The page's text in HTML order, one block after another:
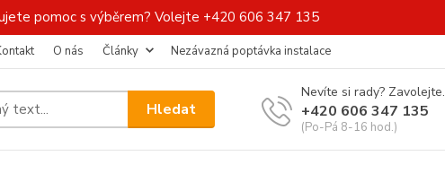
pomoc s výběrem? Volejte +420 606 347 135
O nás Články Nezávazná poptávka instalace
Hledat
Nevíte si rady? Zavolejte.
+420 606 347 135
(Po-Pá 8-16 hod.)